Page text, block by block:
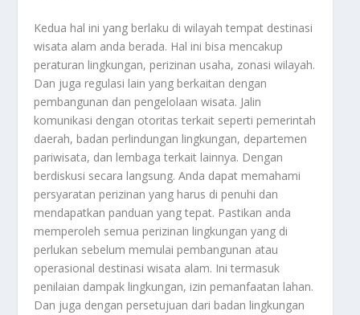
Kedua hal ini yang berlaku di wilayah tempat destinasi
wisata alam anda berada. Hal ini bisa mencakup
peraturan lingkungan, perizinan usaha, zonasi wilayah.
Dan juga regulasi lain yang berkaitan dengan
pembangunan dan pengelolaan wisata. Jalin
komunikasi dengan otoritas terkait seperti pemerintah
daerah, badan perlindungan lingkungan, departemen
pariwisata, dan lembaga terkait lainnya. Dengan
berdiskusi secara langsung. Anda dapat memahami
persyaratan perizinan yang harus di penuhi dan
mendapatkan panduan yang tepat. Pastikan anda
memperoleh semua perizinan lingkungan yang di
perlukan sebelum memulai pembangunan atau
operasional destinasi wisata alam. Ini termasuk
penilaian dampak lingkungan, izin pemanfaatan lahan.
Dan juga dengan persetujuan dari badan lingkungan